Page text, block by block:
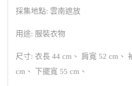
採集地點: 雲南遮放
用途: 服裝衣物
尺寸: 衣長 44 cm、 肩寬 52 cm、
cm、 下擺寬 55 cm、